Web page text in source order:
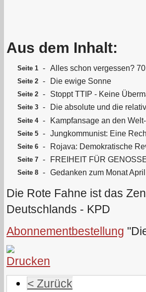
Aus dem Inhalt:
Seite 1 - Alles schon vergessen?
Seite 2 - Die ewige Sonne
Seite 2 - Stoppt TTIP - Keine
Seite 3 - Die absolute und die
Seite 4 - Kampfansage an den
Seite 5 - Jungkommunist: Eine
Seite 6 - Rojava: Demokratische
Seite 7 - FREIHEIT FÜR
Seite 8 - Gedanken zum Monat April
Die Rote Fahne ist das
Deutschlands - KPD
Abonnementbestellung
< Zurück